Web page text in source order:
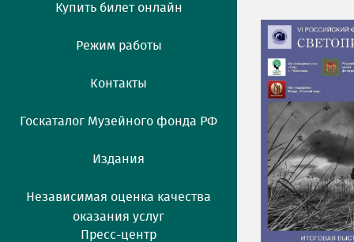
Купить билет онлайн
Режим работы
Контакты
Госкаталог Музейного фонда РФ
Издания
Независимая оценка качества
оказания услуг
Пресс-центр